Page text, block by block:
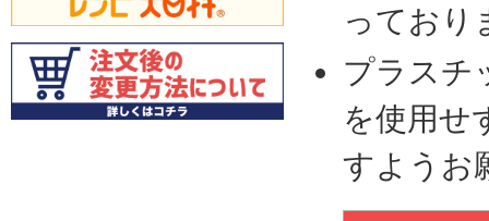
っており
プラスチ
を使用せ
すようお